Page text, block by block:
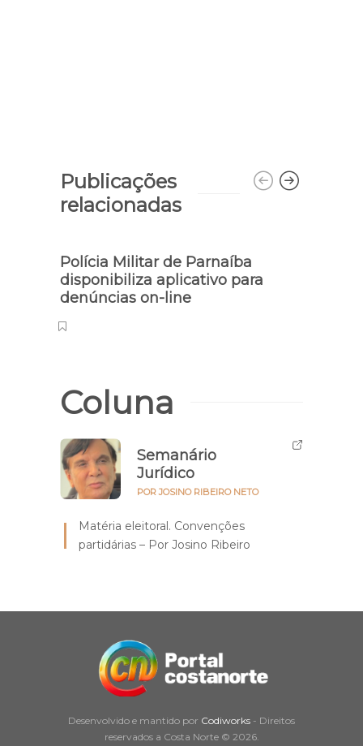
Publicações
relacionadas
Polícia Militar de Parnaíba
disponibiliza aplicativo para
denúncias on-line
Coluna
Semanário
Jurídico
POR JOSINO RIBEIRO NETO
Matéria eleitoral. Convenções
partidárias – Por Josino Ribeiro
Desenvolvido e mantido por Codiworks - Direitos
reservados a Costa Norte © 2026.